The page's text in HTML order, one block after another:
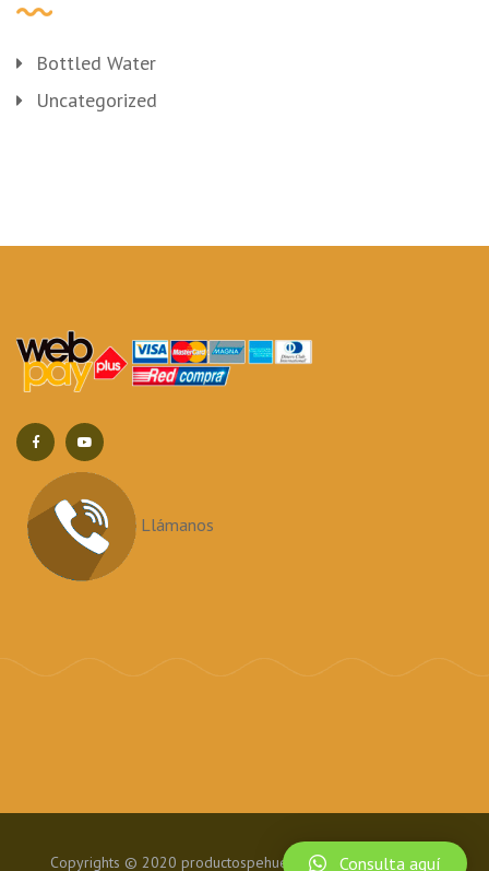
Bottled Water
Uncategorized
Llámanos
Copyrights © 2020 productospehuen.clAll rights reserved.
Consulta aquí